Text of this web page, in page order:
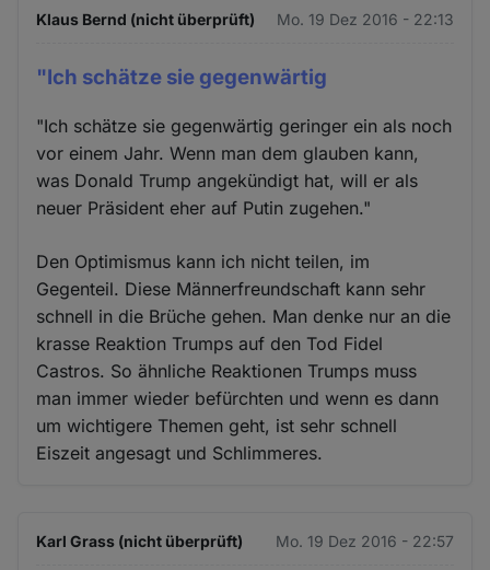
Klaus Bernd (nicht überprüft) Mo. 19 Dez 2016 - 22:13
"Ich schätze sie gegenwärtig
"Ich schätze sie gegenwärtig geringer ein als noch
vor einem Jahr. Wenn man dem glauben kann,
was Donald Trump angekündigt hat, will er als
neuer Präsident eher auf Putin zugehen."
Den Optimismus kann ich nicht teilen, im
Gegenteil. Diese Männerfreundschaft kann sehr
schnell in die Brüche gehen. Man denke nur an die
krasse Reaktion Trumps auf den Tod Fidel
Castros. So ähnliche Reaktionen Trumps muss
man immer wieder befürchten und wenn es dann
um wichtigere Themen geht, ist sehr schnell
Eiszeit angesagt und Schlimmeres.
Karl Grass (nicht überprüft) Mo. 19 Dez 2016 - 22:57